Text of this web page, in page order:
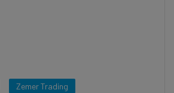
Zemer Trading